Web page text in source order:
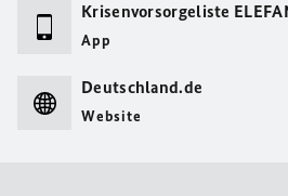
Krisenvorsorgeliste
App
Deutschland.de
Website